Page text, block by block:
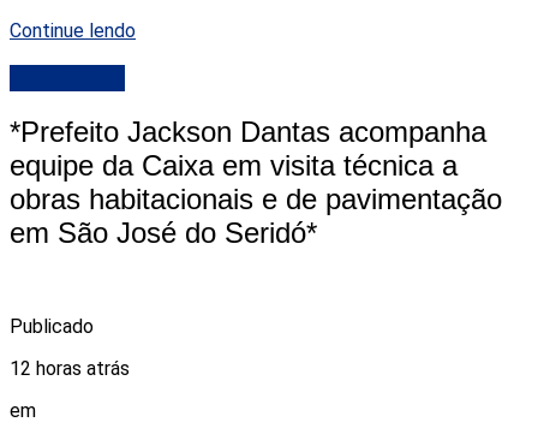
Continue lendo
*Prefeito Jackson Dantas acompanha
equipe da Caixa em visita técnica a
obras habitacionais e de pavimentação
em São José do Seridó*
Publicado
12 horas atrás
em